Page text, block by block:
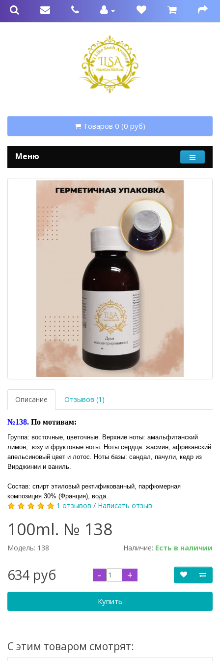
Товаров 0 (0 руб)
Меню
Описание Отзывов (1)
№138. По мотивам:
Группа: восточные, цветочные. Верхние ноты: амальфитанский
лимон, юзу и фруктовые ноты. Ноты сердца: жасмин, африканский
апельсиновый цвет и лотос. Ноты базы: сандал, пачули, кедр из
Вирджинии и ваниль.
Состав: спирт этиловый ректификованный, парфюмерная
композиция 30% (Франция), вода.
1 отзывов / Написать отзыв
100ml. № 138
Модель: 138 Наличие: Есть в наличии
634 руб - +
Купить
С этим товаром смотрят: